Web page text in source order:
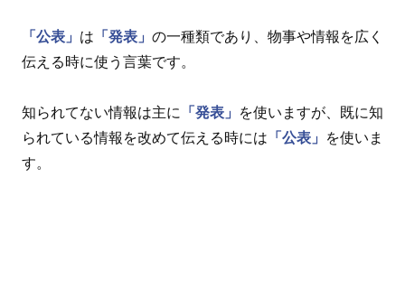
「公表」 は 「発表」 の一種類であり、物事や情報を広く
伝える時に使う言葉です。
知られてない情報は主に 「発表」
を使いますが、既に知
られている情報を改めて伝える時には 「公表」
を使いま
す。